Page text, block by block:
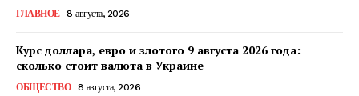
ГЛАВНОЕ 8 августа, 2026
Курс доллара, евро и злотого 9 августа 2026 года:
сколько стоит валюта в Украине
ОБЩЕСТВО 8 августа, 2026